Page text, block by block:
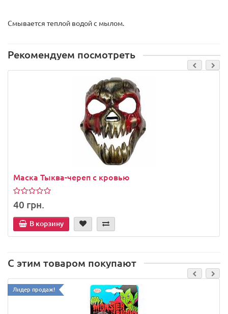
Смывается теплой водой с мылом.
Рекомендуем посмотреть
Маска Тыква-череп с кровью
40 грн.
В корзину
С этим товаром покупают
Лидер продаж!